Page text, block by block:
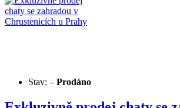
Stav: – Prodáno